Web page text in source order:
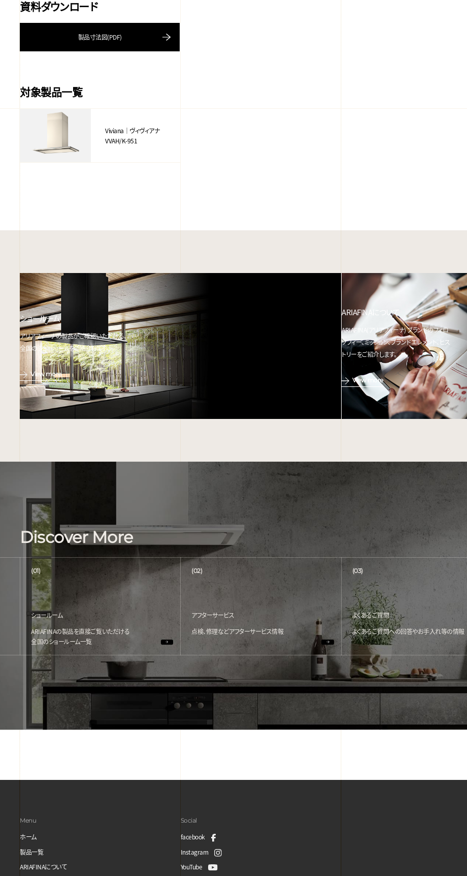
資料ダウンロード
製品寸法図(PDF)
対象製品一覧
Viviana｜ヴィヴィアナ
VVAH/K-951
ショールーム
アリアフィーナの製品がご確認いただける、
全国のショールームをご紹介します。
View more
ARIAFINAについて
ARIAFINA(アリアフィーナ) ブランドのフィロ
ソフィー、ミッション、ブランドエレメント、ヒス
トリーをご紹介します。
View more
Discover More
(01)
ショールーム
ARIAFINAの製品を直接ご覧いただける
全国のショールーム一覧
(02)
アフターサービス
点検、修理などアフターサービス情報
(03)
よくあるご質問
よくあるご質問への回答やお手入れ等の情報
Menu
ホーム
製品一覧
ARIAFINAについて
Social
facebook
Instagram
YouTube